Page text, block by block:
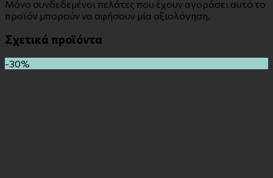
Μόνο συνδεδεμένοι πελάτες που έχουν αγοράσει αυτό το
προϊόν μπορούν να αφήσουν μία αξιολόγηση.
Σχετικά προϊόντα
-30%